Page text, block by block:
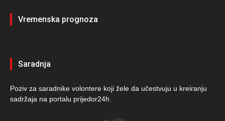
Vremenska prognoza
Saradnja
Poziv za saradnike volontere koji žele da učestvuju u kreiranju
sadržaja na portalu prijedor24h.